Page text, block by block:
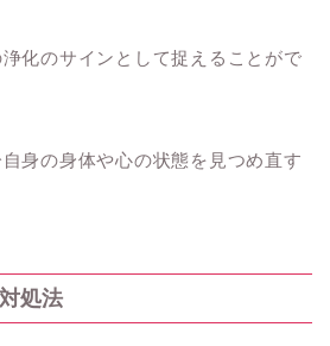
化のサインとして捉えることがで
身の身体や心の状態を見つめ直す
処法